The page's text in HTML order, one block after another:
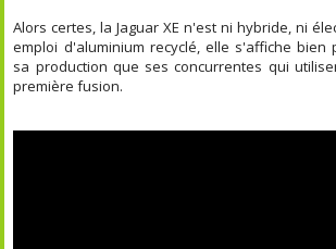
Alors certes, la Jaguar XE n'est ni hybride, ni
emploi d'aluminium recyclé, elle s'affiche bien
sa production que ses concurrentes qui
première fusion.